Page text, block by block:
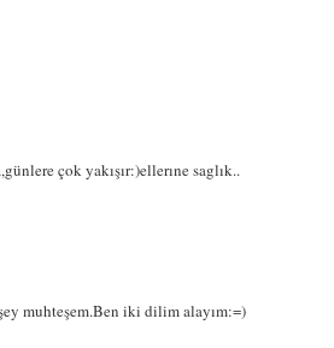
çok yakışır:)ellerıne saglık..
muhteşem.Ben iki dilim alayım:=)